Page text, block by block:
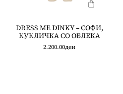
DRESS ME DINKY – СОФИ,
КУКЛИЧКА СО ОБЛЕКА
2.200.00ден